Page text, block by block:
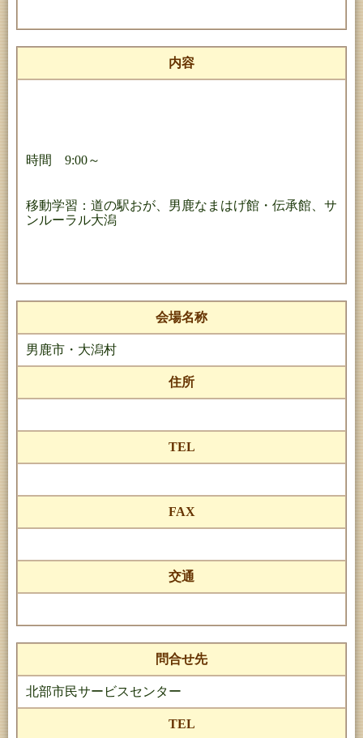
内容
時間 9:00～
移動学習：道の駅おが、男鹿なまはげ館・伝承館、サ
ンルーラル大潟
会場名称
男鹿市・大潟村
住所
TEL
FAX
交通
問合せ先
北部市民サービスセンター
TEL